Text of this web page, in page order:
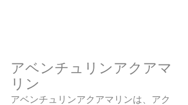
アベンチュリンアクアマ
リン
アベンチュリンアクアマリンは、アク